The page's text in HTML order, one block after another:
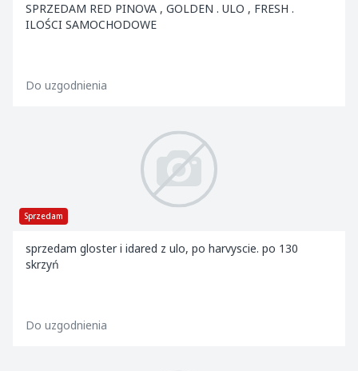
SPRZEDAM RED PINOVA , GOLDEN . ULO , FRESH .
ILOŚCI SAMOCHODOWE
Do uzgodnienia
Sprzedam
sprzedam gloster i idared z ulo, po harvyscie. po 130
skrzyń
Do uzgodnienia